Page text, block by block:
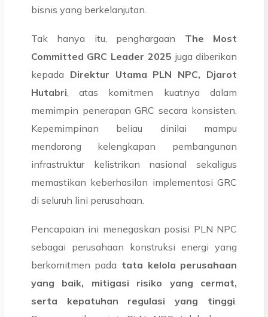
bisnis yang berkelanjutan.
Tak hanya itu, penghargaan The Most
Committed GRC Leader 2025 juga diberikan
kepada Direktur Utama PLN NPC, Djarot
Hutabri , atas komitmen kuatnya dalam
memimpin penerapan GRC secara konsisten.
Kepemimpinan beliau dinilai mampu
mendorong kelengkapan pembangunan
infrastruktur kelistrikan nasional sekaligus
memastikan keberhasilan implementasi GRC
di seluruh lini perusahaan.
Pencapaian ini menegaskan posisi PLN NPC
sebagai perusahaan konstruksi energi yang
berkomitmen pada tata kelola perusahaan
yang baik, mitigasi risiko yang cermat,
serta kepatuhan regulasi yang tinggi